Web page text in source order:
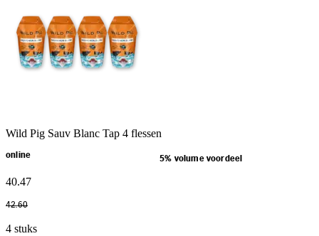
Wild Pig Sauv Blanc Tap 4 flessen
online 5% volume voordeel
40.47
42.60
4 stuks